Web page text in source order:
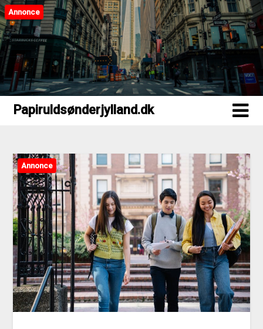
Papiruldsønderjylland.dk
Annonce
Papiruldsønderjylland.dk
Annonce